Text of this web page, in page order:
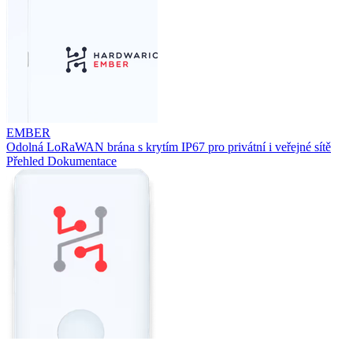
EMBER
Odolná LoRaWAN brána s krytím IP67 pro privátní i veřejné sítě
Přehled Dokumentace